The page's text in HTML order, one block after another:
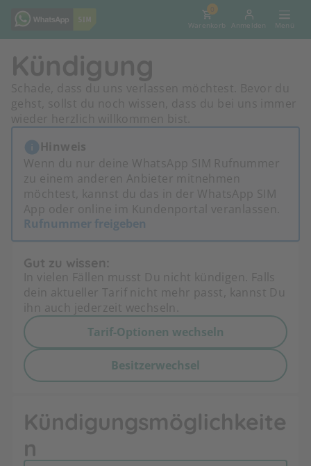
Warenkorb
Anmelden
Hinweis
Wenn du nur deine WhatsApp SIM Rufnummer
zu einem anderen Anbieter mitnehmen
möchtest, kannst du das in der WhatsApp SIM
App oder online im Kundenportal veranlassen.
Rufnummer freigeben
Gut zu wissen:
In vielen Fällen musst Du nicht kündigen. Falls
dein aktueller Tarif nicht mehr passt, kannst Du
ihn auch jederzeit wechseln.
Tarif-Optionen wechseln
Besitzerwechsel
Kündigungsmöglichkeite
n